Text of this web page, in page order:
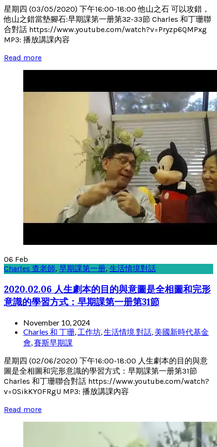
星期四 (03/05/2020) 下午16:00-18:00 他山之石 可以攻錯，
他山之錯當墊腳石:早期課第一册第32-33節 Charles 和丁珊聯
合對話 https://www.youtube.com/watch?v=Pryzp6QMPxg
MP3: 播放講課內容
Read more
06 Feb
Charles 查老師, 早期課第一册, 生活情境對話
2020.02.06 人生劇本的目的與意圖是全相圖和完形
意識的學習方式：早期課第一册第31節
November 10, 2024
Charles 和 丁珊, 工作坊,生活情境 對話, 美國新時代基金
會,賽斯早期課
星期四 (02/06/2020) 下午16:00-18:00 人生劇本的目的與意
圖是全相圖和完形意識的學習方式：早期課第一册第31節
Charles 和丁珊聯合對話 https://www.youtube.com/watch?
v=0SikKY0FRgU MP3: 播放講課內容
Read more